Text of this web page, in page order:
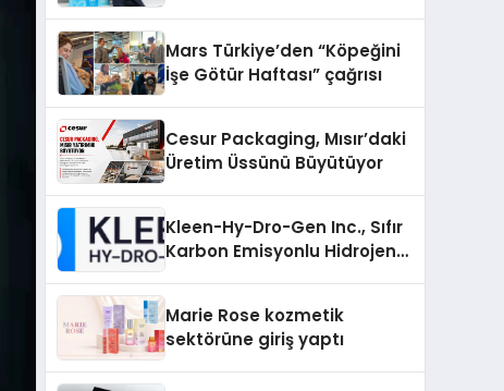
Mars Türkiye’den “Köpeğini
İşe Götür Haftası” çağrısı
Cesur Packaging, Mısır’daki
Üretim Üssünü Büyütüyor
Kleen-Hy-Dro-Gen Inc., Sıfır
Karbon Emisyonlu Hidrojen
Aldı
Marie Rose kozmetik
sektörüne giriş yaptı